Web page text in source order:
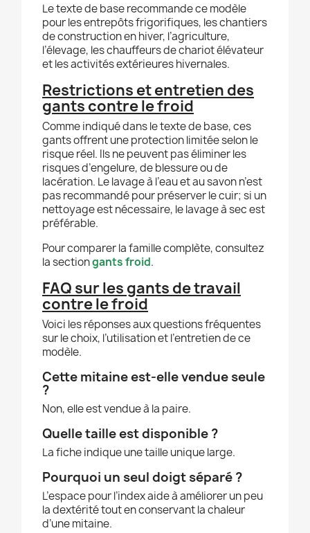
Le texte de base recommande ce modèle
pour les entrepôts frigorifiques, les chantiers
de construction en hiver, l’agriculture,
l’élevage, les chauffeurs de chariot élévateur
et les activités extérieures hivernales.
Restrictions et entretien des
gants contre le froid
Comme indiqué dans le texte de base, ces
gants offrent une protection limitée selon le
risque réel. Ils ne peuvent pas éliminer les
risques d’engelure, de blessure ou de
lacération. Le lavage à l’eau et au savon n’est
pas recommandé pour préserver le cuir; si un
nettoyage est nécessaire, le lavage à sec est
préférable.
Pour comparer la famille complète, consultez
la sectiongants froid.
FAQ sur les gants de travail
contre le froid
Voici les réponses aux questions fréquentes
sur le choix, l’utilisation et l’entretien de ce
modèle.
Cette mitaine est-elle vendue seule
?
Non, elle est vendue à la paire.
Quelle taille est disponible ?
La fiche indique une taille unique large.
Pourquoi un seul doigt séparé ?
L’espace pour l’index aide à améliorer un peu
la dextérité tout en conservant la chaleur
d’une mitaine.